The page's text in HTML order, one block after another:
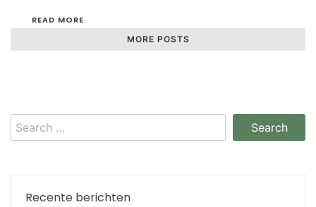
READ MORE
MORE POSTS
Search
for:
Recente berichten